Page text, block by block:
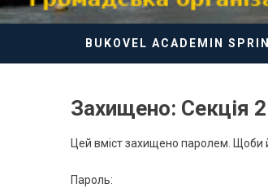
BUKOVEL ACADEMIN
Захищено: Секція
Цей вміст захищено паролем. Щоби
Пароль: